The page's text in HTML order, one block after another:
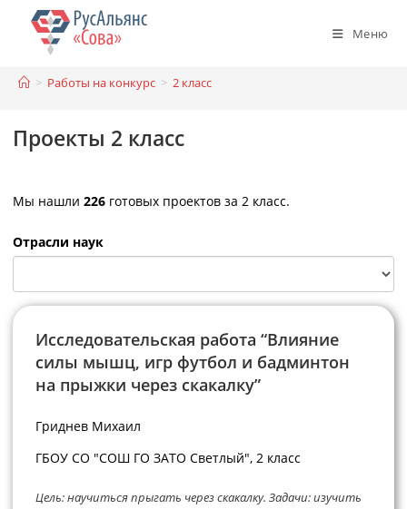
Перейти
содержимому
Меню
> Работы на конкурс > 2 класс
Проекты 2 класс
Мы нашли 226готовых проектов за 2 класс.
Отрасли наук
Исследовательская работа “Влияние
силы мышц, игр футбол и бадминтон
на прыжки через скакалку”
Гриднев Михаил
ГБОУ СО "СОШ ГО ЗАТО Светлый", 2 класс
Цель: научиться прыгать через скакалку. Задачи: изучить